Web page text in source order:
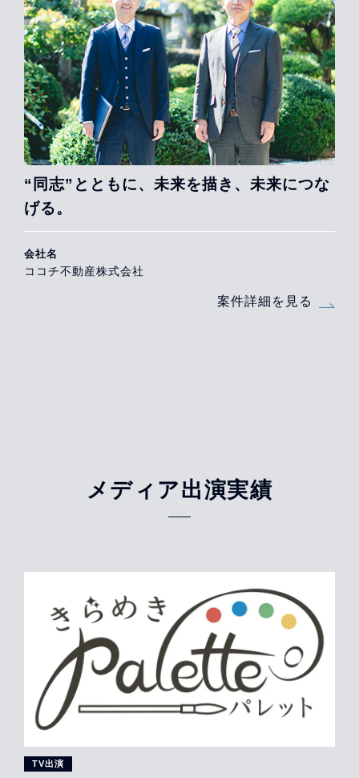
“同志”とともに、未来を描き、未来につな
げる。
会社名
ココチ不動産株式会社
案件詳細を見る
メディア出演実績
TV出演